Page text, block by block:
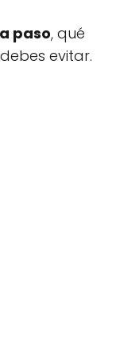
paso, qué
evitar.